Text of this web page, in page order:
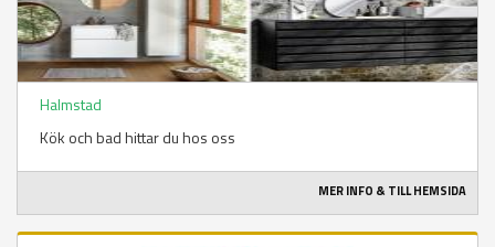
Halmstad
Kök och bad hittar du hos oss
MER INFO & TILL HEMSIDA